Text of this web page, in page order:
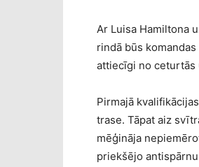
Ar Luisa Hamiltona
rindā būs
attiecīgi no ceturtās
Pirmajā
trase. Tāpat aiz
mēģināja
priekšējo